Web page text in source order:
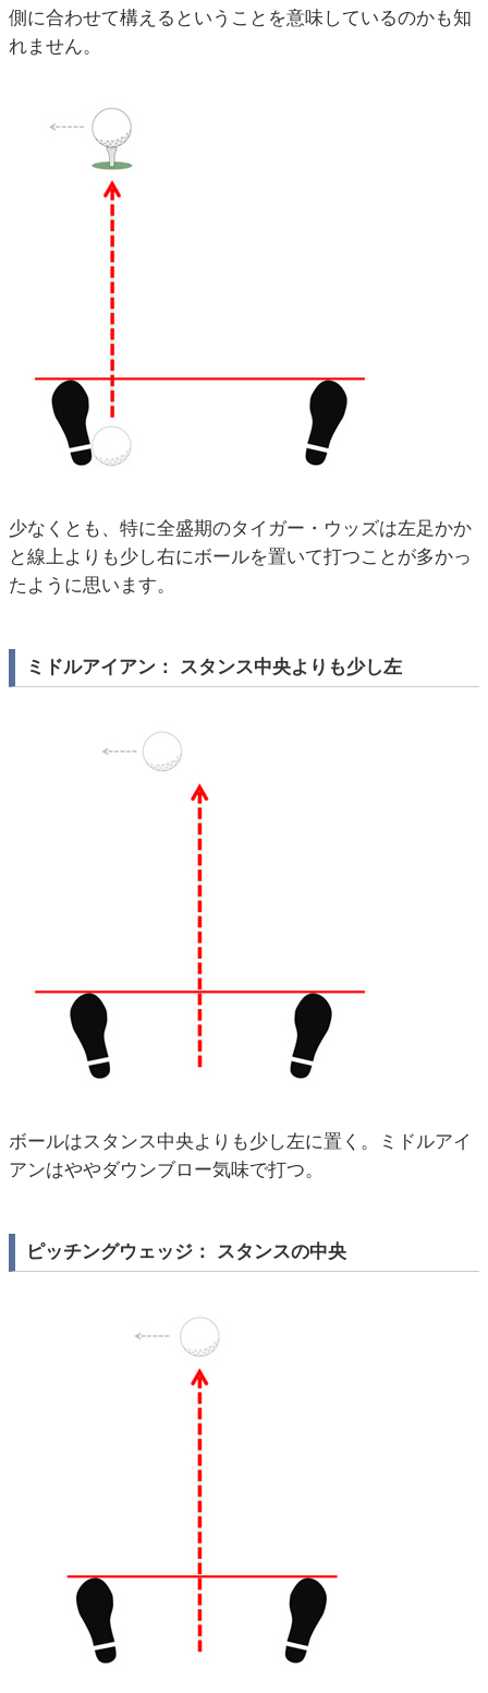
側に合わせて構えるということを意味しているのかも知
れません。
少なくとも、特に全盛期のタイガー・ウッズは左足かか
と線上よりも少し右にボールを置いて打つことが多かっ
たように思います。
ミドルアイアン： スタンス中央よりも少し左
ボールはスタンス中央よりも少し左に置く。ミドルアイ
アンはややダウンブロー気味で打つ。
ピッチングウェッジ： スタンスの中央